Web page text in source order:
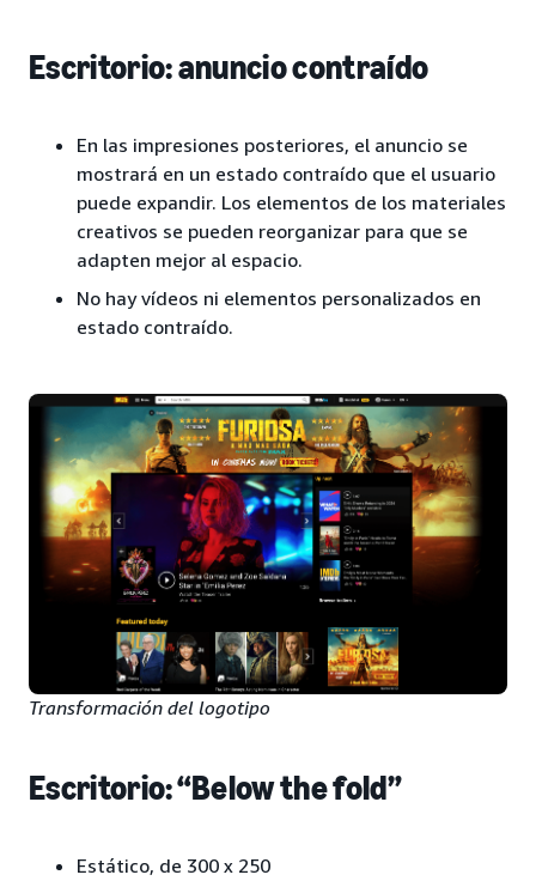
Escritorio: anuncio contraído
En las impresiones posteriores, el anuncio se
mostrará en un estado contraído que el usuario
puede expandir. Los elementos de los materiales
creativos se pueden reorganizar para que se
adapten mejor al espacio.
No hay vídeos ni elementos personalizados en
estado contraído.
Transformación del logotipo
Escritorio: “Below the fold”
Estático, de 300 x 250